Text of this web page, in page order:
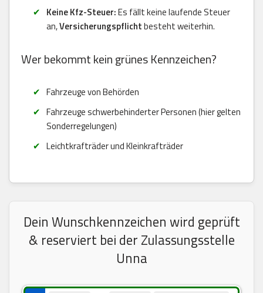
Keine Kfz-Steuer:Es fällt keine laufende Steuer
an,Versicherungspflichtbesteht weiterhin.
Wer bekommt kein grünes Kennzeichen?
Fahrzeuge von Behörden
Fahrzeuge schwerbehinderter Personen (hier gelten
Sonderregelungen)
Leichtkrafträder und Kleinkrafträder
Dein Wunschkennzeichen wird geprüft
& reserviert bei der Zulassungsstelle
Unna